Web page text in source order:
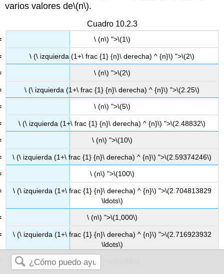
varios valores de\(n\).
\ (n\) ">\(1\)
\ (\ izquierda (1+\ frac {1} {n}\ derecha) ^ {n}\) ">\(2\)
\ (n\) ">\(2\)
\ (\ izquierda (1+\ frac {1} {n}\ derecha) ^ {n}\) ">\(2.25\)
\ (n\) ">\(5\)
\ (\ izquierda (1+\ frac {1} {n}\ derecha) ^ {n}\) ">\(2.48832\)
\ (n\) ">\(10\)
\ (\ izquierda (1+\ frac {1} {n}\ derecha) ^ {n}\) ">\(2.59374246\)
\ (n\) ">\(100\)
\ (\ izquierda (1+\ frac {1} {n}\ derecha) ^ {n}\) ">\(2.704813829
\ldots\)
\ (n\) ">\(1,000\)
\ (\ izquierda (1+\ frac {1} {n}\ derecha) ^ {n}\) ">\(2.716923932
\ldots\)
\ (n\) ">
Cuadro 10.2.3